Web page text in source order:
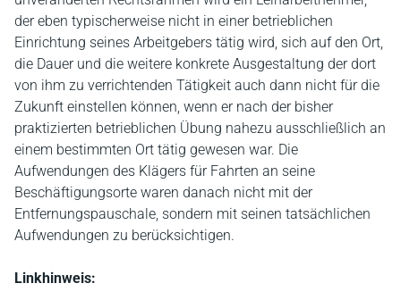
der eben typischerweise nicht in einer betrieblichen
Einrichtung seines Arbeitgebers tätig wird, sich auf den Ort,
die Dauer und die weitere konkrete Ausgestaltung der dort
von ihm zu verrichtenden Tätigkeit auch dann nicht für die
Zukunft einstellen können, wenn er nach der bisher
praktizierten betrieblichen Übung nahezu ausschließlich an
einem bestimmten Ort tätig gewesen war. Die
Aufwendungen des Klägers für Fahrten an seine
Beschäftigungsorte waren danach nicht mit der
Entfernungspauschale, sondern mit seinen tatsächlichen
Aufwendungen zu berücksichtigen.
Linkhinweis: